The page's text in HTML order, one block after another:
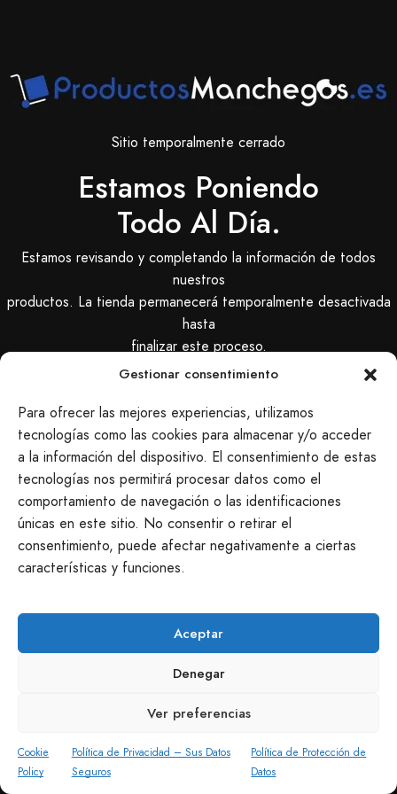
Gestionar consentimiento
Para ofrecer las mejores experiencias, utilizamos
tecnologías como las cookies para almacenar y/o acceder
a la información del dispositivo. El consentimiento de estas
tecnologías nos permitirá procesar datos como el
comportamiento de navegación o las identificaciones
únicas en este sitio. No consentir o retirar el
consentimiento, puede afectar negativamente a ciertas
características y funciones.
Aceptar
Denegar
Ver preferencias
Cookie
Policy
Política de Privacidad – Sus Datos
Seguros
Política de Protección de
Datos
Sitio temporalmente cerrado
Estamos Poniendo
Todo Al Día.
Estamos revisando y completando la información de todos
nuestros
productos. La tienda permanecerá temporalmente desactivada
hasta
finalizar este proceso.
Seguimos a tu disposición
info@productosmanchegos.es
645 968 551
Casasimarro · Cuenca